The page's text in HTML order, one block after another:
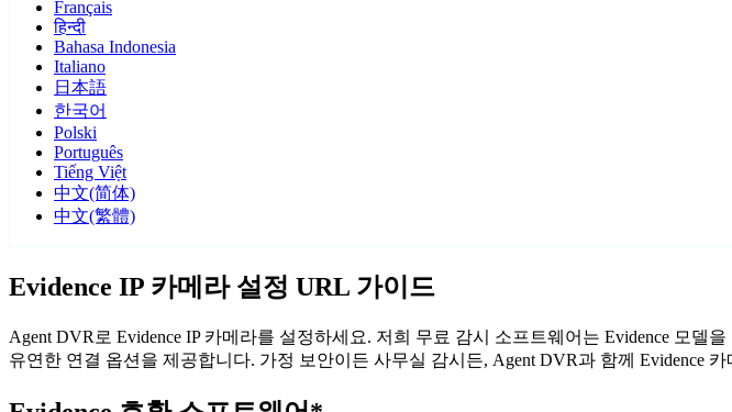
Français
हिन्दी
Bahasa Indonesia
Italiano
日本語
한국어
Polski
Português
Tiếng Việt
中文(简体)
中文(繁體)
Evidence IP 카메라 설정 URL 가이드
Agent DVR로 Evidence IP 카메라를 설정하세요. 저희 무료 감시 소프트웨어는 Evidence 모
유연한 연결 옵션을 제공합니다. 가정 보안이든 사무실 감시든, Agent DVR과 함께 Evidence